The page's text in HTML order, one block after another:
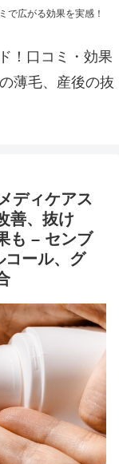
で広がる効果を実感！
！口コミ・効果
薄毛、産後の抜
ディケアス
善、抜け
も – センブ
コール、グ